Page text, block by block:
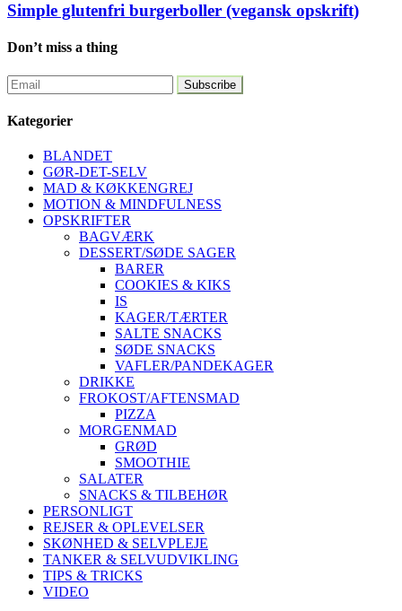
Simple glutenfri burgerboller (vegansk opskrift)
Don’t miss a thing
Kategorier
BLANDET
GØR-DET-SELV
MAD & KØKKENGREJ
MOTION & MINDFULNESS
OPSKRIFTER
BAGVÆRK
DESSERT/SØDE SAGER
BARER
COOKIES & KIKS
IS
KAGER/TÆRTER
SALTE SNACKS
SØDE SNACKS
VAFLER/PANDEKAGER
DRIKKE
FROKOST/AFTENSMAD
PIZZA
MORGENMAD
GRØD
SMOOTHIE
SALATER
SNACKS & TILBEHØR
PERSONLIGT
REJSER & OPLEVELSER
SKØNHED & SELVPLEJE
TANKER & SELVUDVIKLING
TIPS & TRICKS
VIDEO